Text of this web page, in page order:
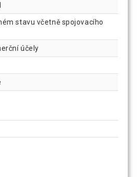
stavu včetně spojovacího
účely